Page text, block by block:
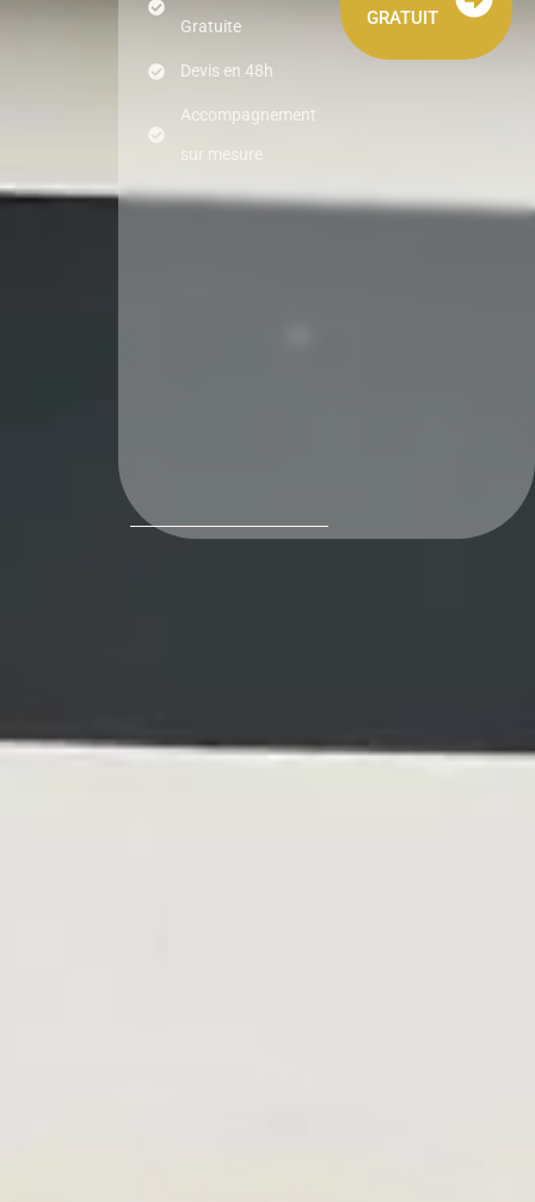
GRATUIT
Gratuite
Devis en 48h
Accompagnement
sur mesure